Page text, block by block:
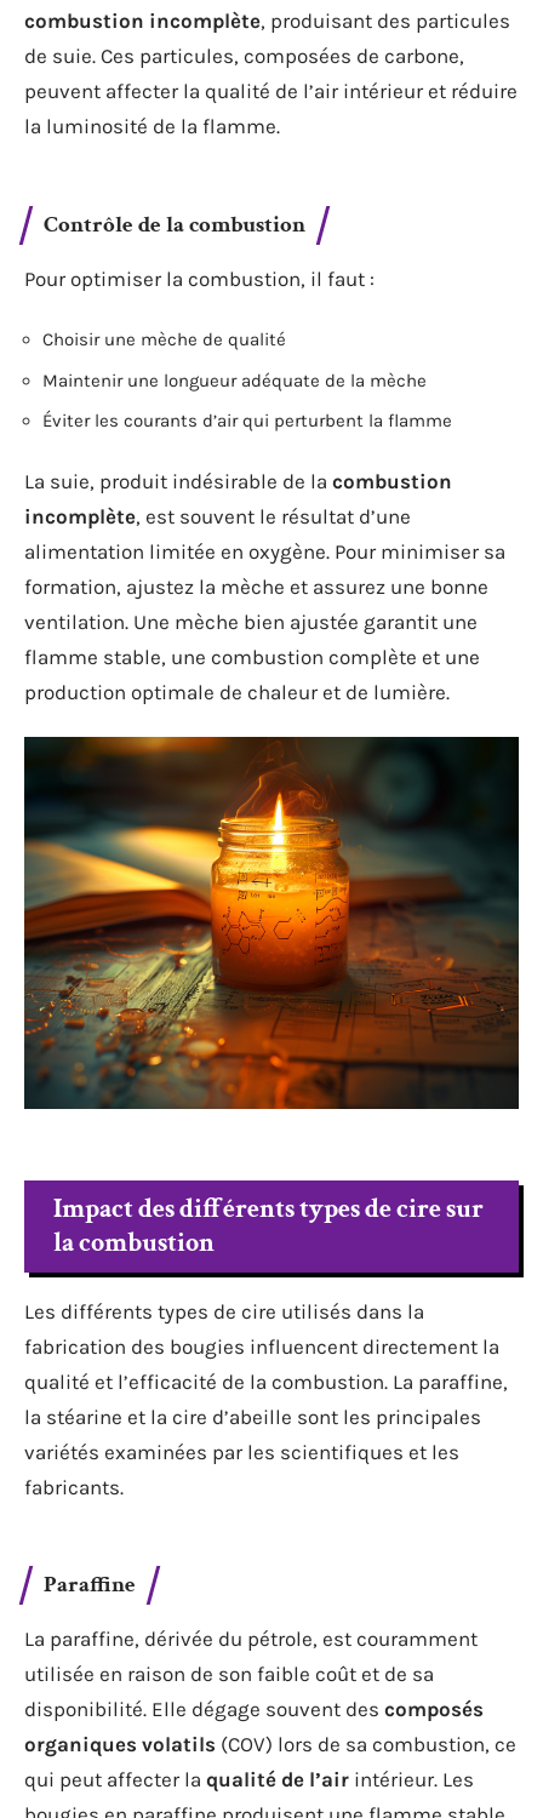
combustion incomplète, produisant des particules
de suie. Ces particules, composées de carbone,
peuvent affecter la qualité de l’air intérieur et réduire
la luminosité de la flamme.
Contrôle de la combustion
Pour optimiser la combustion, il faut :
Choisir une mèche de qualité
Maintenir une longueur adéquate de la mèche
Éviter les courants d’air qui perturbent la flamme
La suie, produit indésirable de la combustion
incomplète, est souvent le résultat d’une
alimentation limitée en oxygène. Pour minimiser sa
formation, ajustez la mèche et assurez une bonne
ventilation. Une mèche bien ajustée garantit une
flamme stable, une combustion complète et une
production optimale de chaleur et de lumière.
Impact des différents types de cire sur
la combustion
Les différents types de cire utilisés dans la
fabrication des bougies influencent directement la
qualité et l’efficacité de la combustion. La paraffine,
la stéarine et la cire d’abeille sont les principales
variétés examinées par les scientifiques et les
fabricants.
Paraffine
La paraffine, dérivée du pétrole, est couramment
utilisée en raison de son faible coût et de sa
disponibilité. Elle dégage souvent des composés
organiques volatils (COV) lors de sa combustion, ce
qui peut affecter la qualité de l’air intérieur. Les